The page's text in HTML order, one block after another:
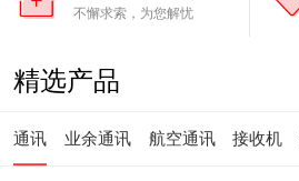
不懈求索，为您解忧
精选产品
通讯 业余通讯 航空通讯 接收机